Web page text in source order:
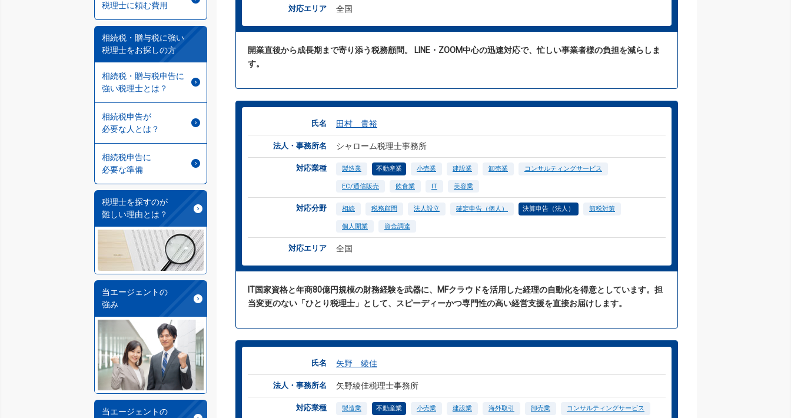
税理士に頼む費用
相続税・贈与税に強い
税理士をお探しの方
相続税・贈与税申告に
強い税理士とは？
相続税申告が
必要な人とは？
相続税申告に
必要な準備
税理士を探すのが
難しい理由とは？
当エージェントの
強み
当エージェントの
対応エリア 全国
開業直後から成長期まで寄り添う税務顧問。 LINE・ZOOM中心の迅速対応で、忙しい事業者様の負担を減らしま
す。
氏名 田村 貴裕
法人・事務所名 シャローム税理士事務所
対応業種 製造業 不動産業 小売業 建設業 卸売業 コンサルティングサービス
EC/通信販売 飲食業 IT 美容業
対応分野 相続 税務顧問 法人設立 確定申告（個人） 決算申告（法人） 節税対策
個人開業 資金調達
対応エリア 全国
IT国家資格と年商80億円規模の財務経験を武器に、MFクラウドを活用した経理の自動化を得意としています。担
当変更のない「ひとり税理士」として、スピーディーかつ専門性の高い経営支援を直接お届けします。
氏名 矢野 綾佳
法人・事務所名 矢野綾佳税理士事務所
対応業種 製造業 不動産業 小売業 建設業 海外取引 卸売業 コンサルティングサービス